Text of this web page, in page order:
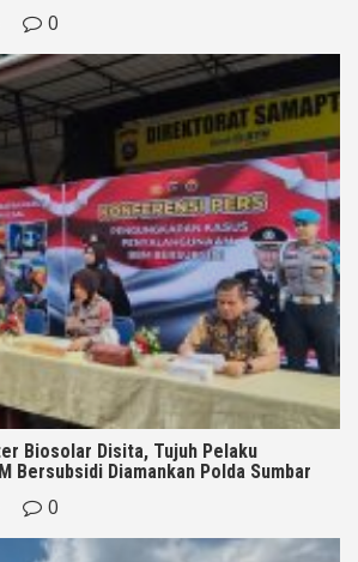
0
Biosolar Disita, Tujuh Pelaku
Bersubsidi Diamankan Polda Sumbar
0